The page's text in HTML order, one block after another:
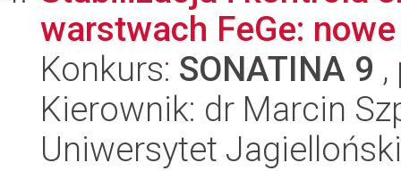
warstwach FeGe:
Konkurs: SONATINA 9
Kierownik: dr Marcin
Uniwersytet Jagielloński